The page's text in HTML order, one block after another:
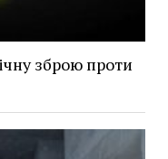
зброю проти